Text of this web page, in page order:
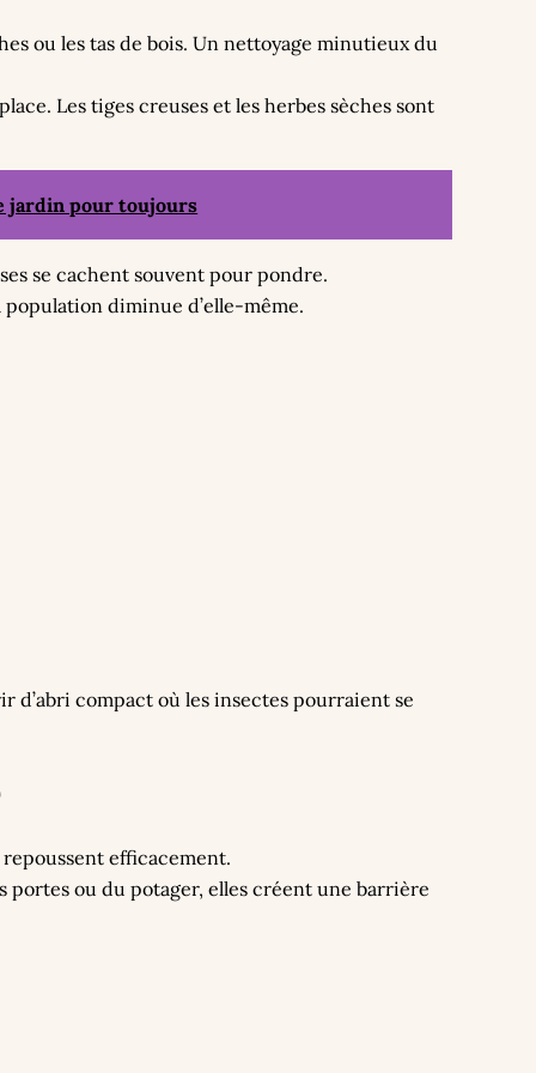
ou les tas de bois. Un nettoyage minutieux du
Les tiges creuses et les herbes sèches sont
jardin pour toujours
se cachent souvent pour pondre.
population diminue d’elle-même.
d’abri compact où les insectes pourraient se
efficacement.
portes ou du potager, elles créent une barrière